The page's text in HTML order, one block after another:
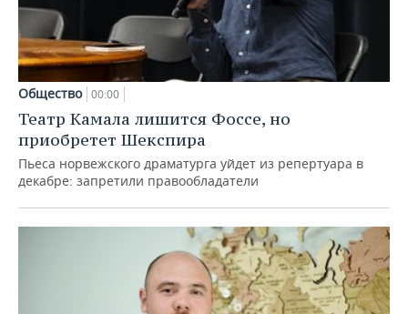
Общество 00:00
Театр Камала лишится Фоссе, но
приобретет Шекспира
Пьеса норвежского драматурга уйдет из репертуара в
декабре: запретили правообладатели